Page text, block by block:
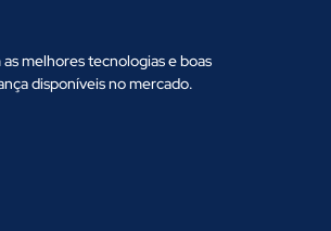
melhores tecnologias e boas
disponíveis no mercado.